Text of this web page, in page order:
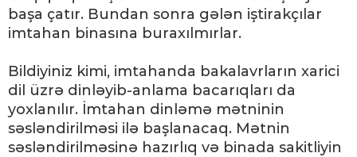
başa çatır. Bundan sonra gələn iştirakçılar
imtahan binasına buraxılmırlar.
Bildiyiniz kimi, imtahanda bakalavrların xarici
dil üzrə dinləyib-anlama bacarıqları da
yoxlanılır. İmtahan dinləmə mətninin
səsləndirilməsi ilə başlanacaq. Mətnin
səsləndirilməsinə hazırlıq və binada sakitliyin